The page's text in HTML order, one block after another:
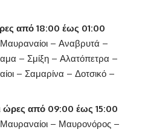
από 18:00 έως 01:00
– Αναβρυτά –
– Σμίξη – Αλατόπετρα –
– Σαμαρίνα – Δοτσικό –
ώρες από 09:00 έως 15:00
– Μαυρονόρος –